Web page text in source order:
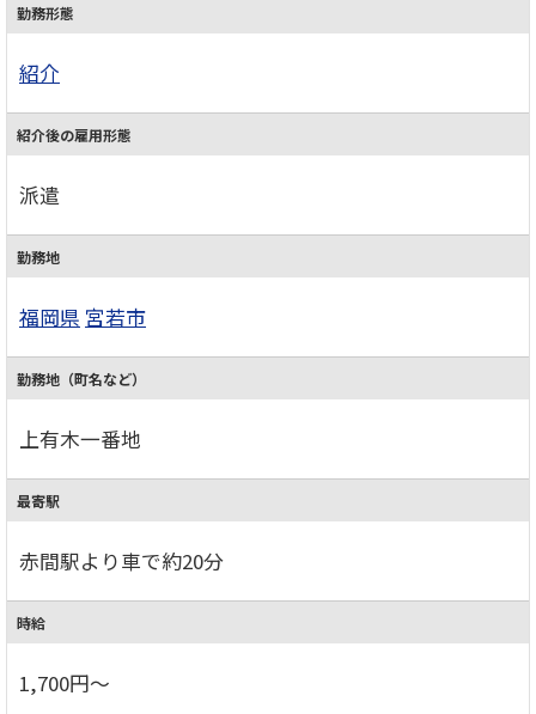
勤務形態
紹介
紹介後の雇用形態
派遣
勤務地
福岡県 宮若市
勤務地（町名など）
上有木一番地
最寄駅
赤間駅より車で約20分
時給
1,700円～